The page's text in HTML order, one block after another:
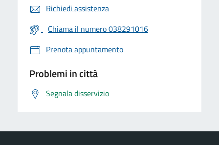
Richiedi assistenza
Chiama il numero 038291016
Prenota appuntamento
Problemi in città
Segnala disservizio